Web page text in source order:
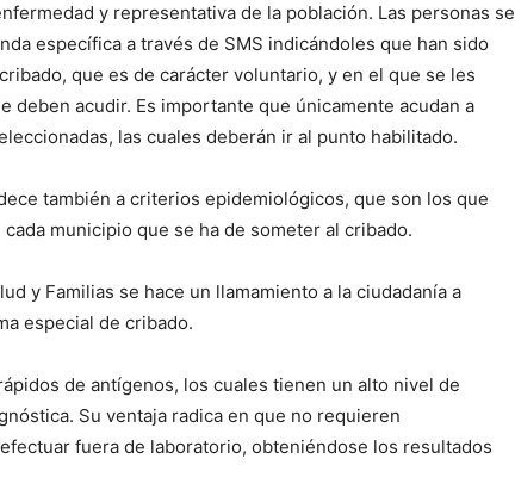
y representativa de la población. Las personas se
específica a través de SMS indicándoles que han sido
que es de carácter voluntario, y en el que se les
deben acudir. Es importante que únicamente acudan a
las cuales deberán ir al punto habilitado.
también a criterios epidemiológicos, que son los que
municipio que se ha de someter al cribado.
y Familias se hace un llamamiento a la ciudadanía a
especial de cribado.
de antígenos, los cuales tienen un alto nivel de
Su ventaja radica en que no requieren
fuera de laboratorio, obteniéndose los resultados